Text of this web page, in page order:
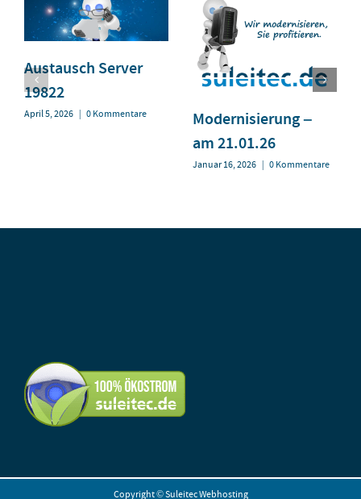
Austausch Server
19822
April 5, 2026 | 0 Kommentare
Modernisierung –
am 21.01.26
Januar 16, 2026 | 0 Kommentare
Copyright ©Suleitec Webhosting